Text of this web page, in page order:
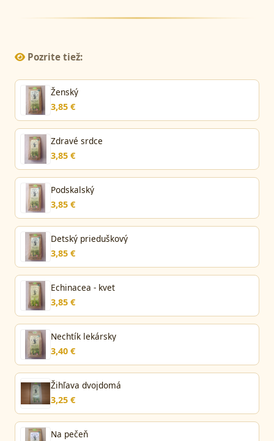
Pozrite tiež:
Ženský
3,85 €
Zdravé srdce
3,85 €
Podskalský
3,85 €
Detský prieduškový
3,85 €
Echinacea - kvet
3,85 €
Nechtík lekársky
3,40 €
Žihľava dvojdomá
3,25 €
Na pečeň